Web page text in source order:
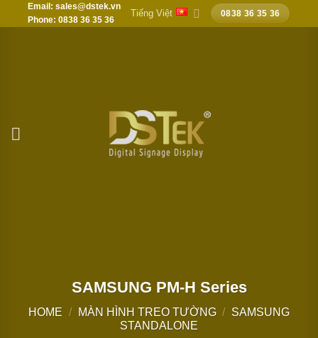
Chuyển
đến
Email: sales@dstek.vn
Phone: 0838 36 35 36
Tiếng Việt 0838 36 35 36
SAMSUNG PM-H Series
HOME / MÀN HÌNH TREO TƯỜNG / SAMSUNG
STANDALONE